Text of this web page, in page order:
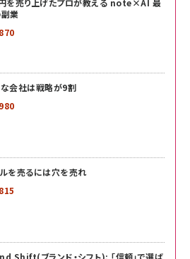
業
会社は戦略が9割
を売るには穴を売れ
Shift(ブランド・シフト): 「信頼」で選ば